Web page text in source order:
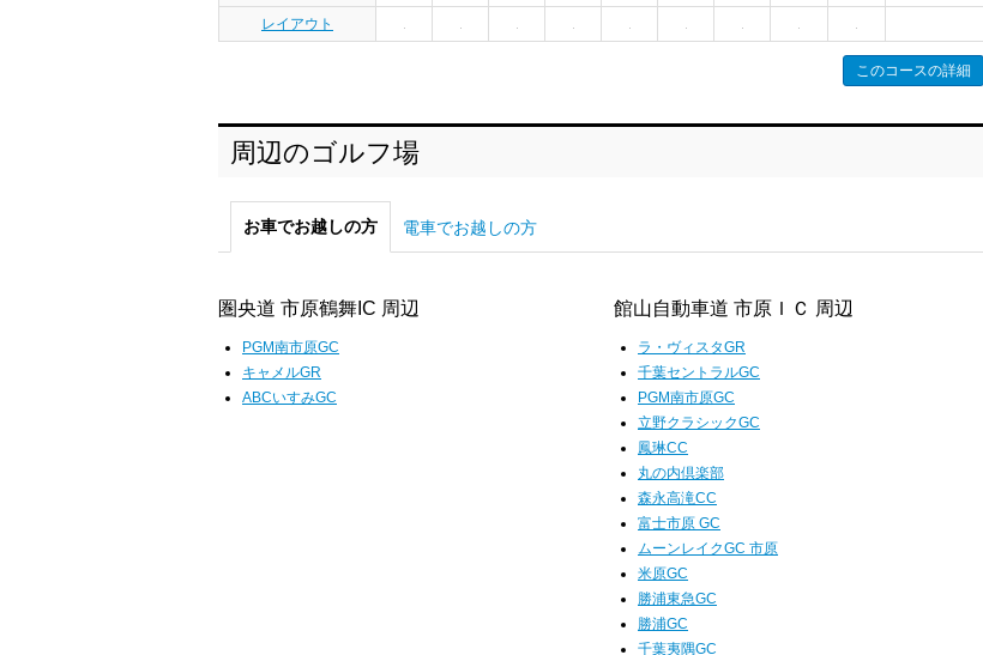
レイアウト
このコースの詳細
周辺のゴルフ場
お車でお越しの方 電車でお越しの方
圏央道 市原鶴舞IC 周辺
PGM南市原GC
キャメルGR
ABCいすみGC
館山自動車道 市原ＩＣ 周辺
ラ・ヴィスタGR
千葉セントラルGC
PGM南市原GC
立野クラシックGC
鳳琳CC
丸の内倶楽部
森永高滝CC
富士市原 GC
ムーンレイクGC 市原
米原GC
勝浦東急GC
勝浦GC
千葉夷隅GC